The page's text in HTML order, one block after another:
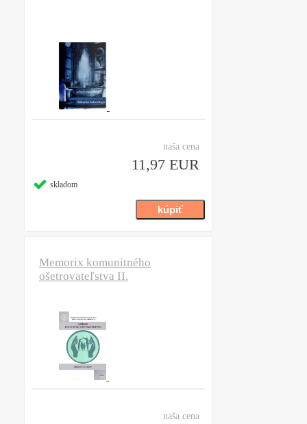
naša cena
11,97 EUR
skladom
Memorix komunitného
ošetrovateľstva II.
naša cena